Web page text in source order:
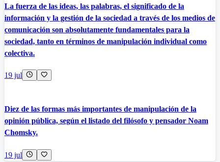
La fuerza de las ideas, las palabras, el significado de la
información y la gestión de la sociedad a través de los medios de
comunicación son absolutamente fundamentales para la
sociedad, tanto en términos de manipulación individual como
colectiva.
19 jul
Diez de las formas más importantes de manipulación de la
opinión pública, según el listado del filósofo y pensador Noam
Chomsky.
19 jul